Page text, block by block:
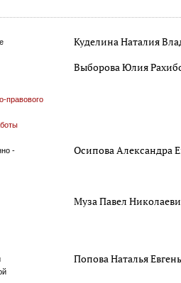
Куделина Наталия
Выборова Юлия
правового
-
Осипова Александра
Муза Павел
Попова Наталья